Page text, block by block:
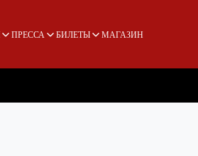
ПРЕССА БИЛЕТЫ МАГАЗИН